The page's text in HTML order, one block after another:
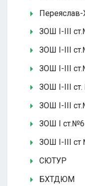
Переяслав-
ЗОШ І-ІІІ
ЗОШ І-ІІІ
ЗОШ І-ІІІ
ЗОШ І-ІІІ
ЗОШ І-ІІІ
ЗОШ І ст.№6
ЗОШ І-ІІІ
СЮТУР
БХТДЮМ